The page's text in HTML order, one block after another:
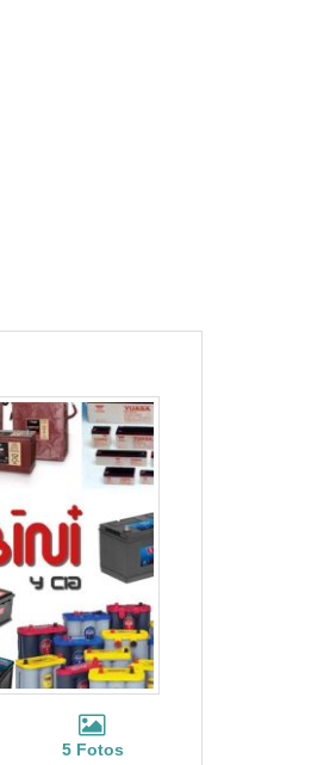
5 Fotos